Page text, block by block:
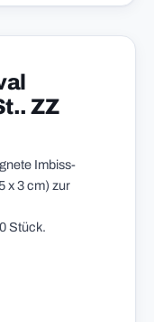
ZZ
Imbiss-
x 3 cm) zur
Stück.